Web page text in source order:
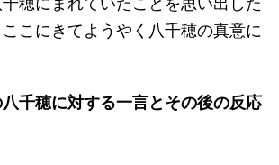
穂にまれていたことを思い出した
こにきてようやく八千穂の真意に
千穂に対する一言とその後の反応